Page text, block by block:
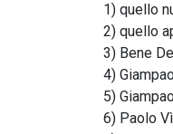
1) quello
2) quello
3) Bene
4)
5)
6) Paolo Vì